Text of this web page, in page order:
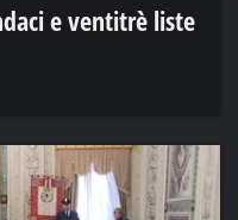
e ventitrè liste